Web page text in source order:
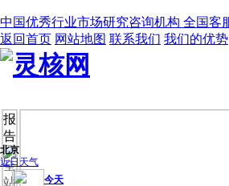
中国优秀行业市场研究咨询机构 全国客
返回首页 网站地图 联系我们 我们的优势
报
告
全
站